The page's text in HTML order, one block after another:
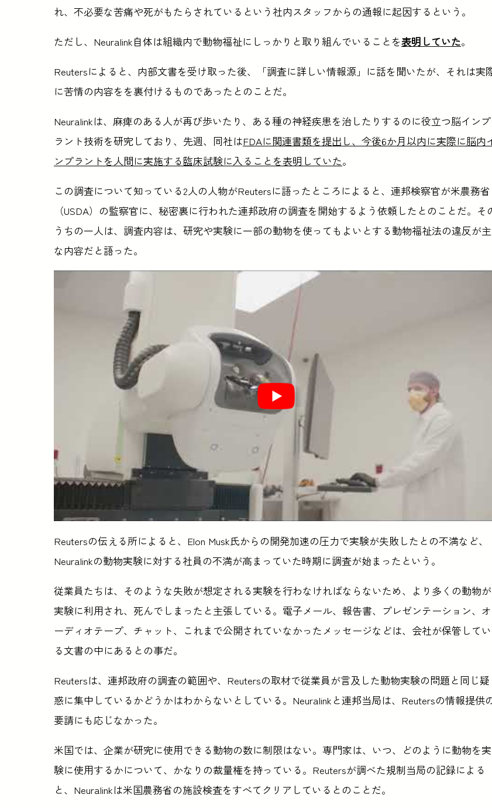
れ、不必要な苦痛や死がもたらされているという社内スタッフからの通報に起因するという。
ただし、Neuralink自体は組織内で動物福祉にしっかりと取り組んでいることを表明していた。
Reutersによると、内部文書を受け取った後、「調査に詳しい情報源」に話を聞いたが、それは実
に苦情の内容をを裏付けるものであったとのことだ。
Neuralinkは、麻痺のある人が再び歩いたり、ある種の神経疾患を治したりするのに役立つ脳インプ
ラント技術を研究しており、先週、同社はFDAに関連書類を提出し、今後6か月以内に実際に脳内
ンプラントを人間に実施する臨床試験に入ることを表明していた。
この調査について知っている2人の人物がReutersに語ったところによると、連邦検察官が米農務省
（USDA）の監察官に、秘密裏に行われた連邦政府の調査を開始するよう依頼したとのことだ。そ
うちの一人は、調査内容は、研究や実験に一部の動物を使ってもよいとする動物福祉法の違反が主
な内容だと語った。
Reutersの伝える所によると、Elon Musk氏からの開発加速の圧力で実験が失敗したとの不満など、
Neuralinkの動物実験に対する社員の不満が高まっていた時期に調査が始まったという。
従業員たちは、そのような失敗が想定される実験を行わなければならないため、より多くの動物が
実験に利用され、死んでしまったと主張している。電子メール、報告書、プレゼンテーション、オ
ーディオテープ、チャット、これまで公開されていなかったメッセージなどは、会社が保管してい
る文書の中にあるとの事だ。
Reutersは、連邦政府の調査の範囲や、Reutersの取材で従業員が言及した動物実験の問題と同じ疑
惑に集中しているかどうかはわからないとしている。Neuralinkと連邦当局は、Reutersの情報提供
要請にも応じなかった。
米国では、企業が研究に使用できる動物の数に制限はない。専門家は、いつ、どのように動物を実
験に使用するかについて、かなりの裁量権を持っている。Reutersが調べた規制当局の記録による
と、Neuralinkは米国農務省の施設検査をすべてクリアしているとのことだ。